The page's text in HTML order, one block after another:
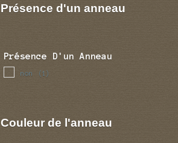
Présence d'un anneau
Présence D'un Anneau
non (1)
Couleur de l'anneau